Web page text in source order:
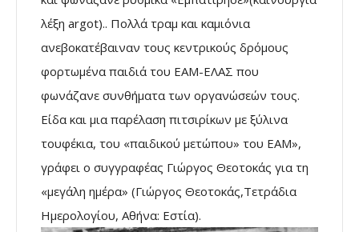
λέξη argot).. Πολλά τραμ και καμιόνια
ανεβοκατέβαιναν τους κεντρικούς δρόμους
φορτωμένα παιδιά του ΕΑΜ-ΕΛΑΣ που
φωνάζανε συνθήματα των οργανώσεών τους.
Είδα και μια παρέλαση πιτσιρίκων με ξύλινα
τουφέκια, του «παιδικού μετώπου» του ΕΑΜ»,
γράφει ο συγγραφέας Γιώργος Θεοτοκάς για τη
«μεγάλη ημέρα» (Γιώργος Θεοτοκάς,Τετράδια
Ημερολογίου, Αθήνα: Εστία).